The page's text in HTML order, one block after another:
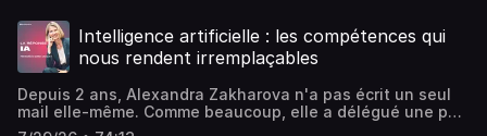
Intelligence artificielle : les compétences qui
nous rendent irremplaçables
Depuis 2 ans, Alexandra Zakharova n'a pas écrit un seul
mail elle-même. Comme beaucoup, elle a délégué une part
de son quotidien à l'intelligence artificielle. D'où sa